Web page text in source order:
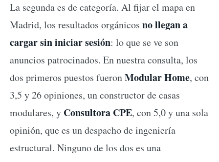
La segunda es de categoría. Al fijar el mapa en
Madrid, los resultados orgánicos no llegan a
cargar sin iniciar sesión: lo que se ve son
anuncios patrocinados. En nuestra consulta, los
dos primeros puestos fueronModular Home, con
3,5 y 26 opiniones, un constructor de casas
modulares, y Consultora CPE, con 5,0 y una sola
opinión, que es un despacho de ingeniería
estructural. Ninguno de los dos es una